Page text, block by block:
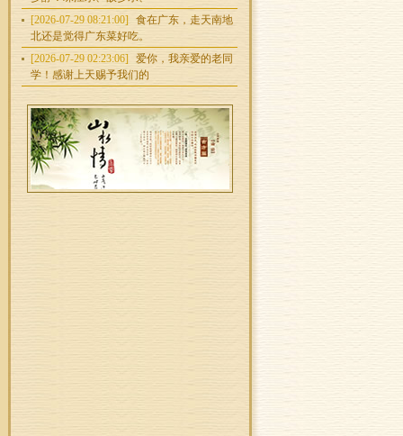
[2026-07-29 08:21:00]
食在广东，走天南地
北还是觉得广东菜好吃。
[2026-07-29 02:23:06]
爱你，我亲爱的老同
学！感谢上天赐予我们的